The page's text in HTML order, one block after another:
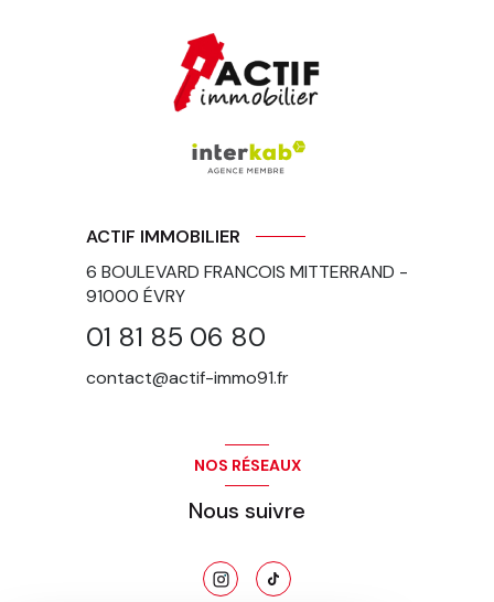
ACTIF IMMOBILIER
6 BOULEVARD FRANCOIS MITTERRAND -
91000 ÉVRY
01 81 85 06 80
contact@actif-immo91.fr
NOS RÉSEAUX
Nous suivre